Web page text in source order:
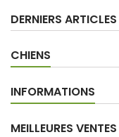
DERNIERS ARTICLES
CHIENS
INFORMATIONS
MEILLEURES VENTES